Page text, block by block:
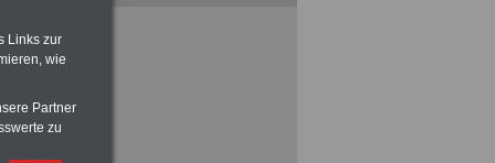
Links zur
wie
Partner
zu